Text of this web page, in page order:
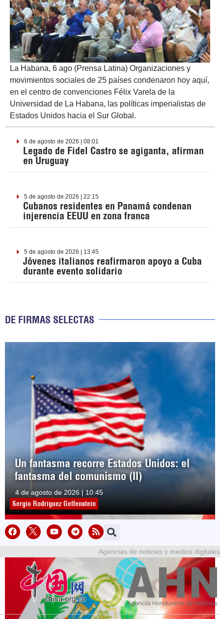
La Habana, 6 ago (Prensa Latina) Organizaciones y
movimientos sociales de 25 países condenaron hoy aquí,
en el centro de convenciones Félix Varela de la
Universidad de La Habana, las políticas imperialistas de
Estados Unidos hacia el Sur Global.
6 de agosto de 2026 | 08:01
Legado de Fidel Castro se agiganta, afirman
en Uruguay
5 de agosto de 2026 | 22:15
Cubanos residentes en Panamá condenan
injerencia EEUU en zona franca
5 de agosto de 2026 | 13:45
Jóvenes italianos reafirmaron apoyo a Cuba
durante evento solidario
DE FIRMAS SELECTAS
Un fantasma recorre Estados Unidos: el
fantasma del comunismo (II)
4 de agosto de 2026 | 10:45
Sergio Rodríguez Gelfenstein
Agencias de noticias y medios digitales